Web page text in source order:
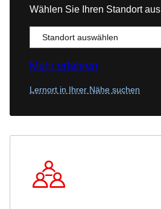
Wählen Sie Ihren Standort aus
Mehr erfahren
Lernort in Ihrer Nähe suchen